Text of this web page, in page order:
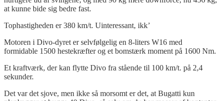
at kunne bide sig bedre fast.
Tophastigheden er 380 km/t. Uinteressant, ikk’
Motoren i Divo-dyret er selvfølgelig en 8-liters W16 med
formidable 1500 hestekræfter og et bomstærk moment på 1600 Nm.
Et kraftværk, der kan flytte Divo fra stående til 100 km/t. på 2,4
sekunder.
Det var det sjove, men ikke så morsomt er det, at Bugatti kun